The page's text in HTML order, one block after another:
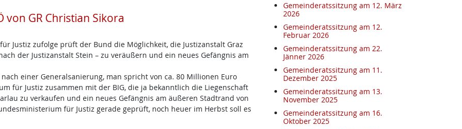
von GR Christian Sikora
Justiz zufolge prüft der Bund die Möglichkeit, die Justizanstalt Graz
der Justizanstalt Stein – zu veräußern und ein neues Gefängnis am
einer Generalsanierung, man spricht von ca. 80 Millionen Euro
für Justiz zusammen mit der BIG, die ja bekanntlich die Liegenschaft
zu verkaufen und ein neues Gefängnis am äußeren Stadtrand von
für Justiz gerade geprüft, noch heuer im Herbst soll es
Gemeinderatssitzung am 12. März
2026
Gemeinderatssitzung am 12.
Februar 2026
Gemeinderatssitzung am 22.
Jänner 2026
Gemeinderatssitzung am 11.
Dezember 2025
Gemeinderatssitzung am 13.
November 2025
Gemeinderatssitzung am 16.
Oktober 2025